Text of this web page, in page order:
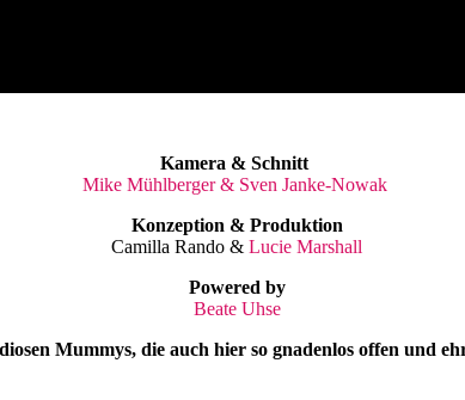
Kamera & Schnitt
Mike Mühlberger & Sven Janke-Nowak
Konzeption & Produktion
Camilla Rando & Lucie Marshall
Powered by
Beate Uhse
Mummys, die auch hier so gnadenlos offen und